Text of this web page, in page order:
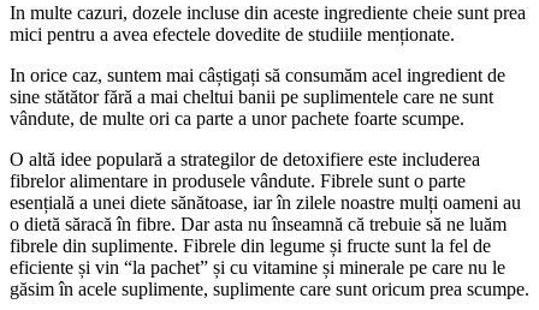
In multe cazuri, dozele incluse din aceste ingrediente cheie sunt prea
mici pentru a avea efectele dovedite de studiile menționate.
In orice caz, suntem mai câștigați să consumăm acel ingredient de
sine stătător fără a mai cheltui banii pe suplimentele care ne sunt
vândute, de multe ori ca parte a unor pachete foarte scumpe.
O altă idee populară a strategilor de detoxifiere este includerea
fibrelor alimentare in produsele vândute. Fibrele sunt o parte
esențială a unei diete sănătoase, iar în zilele noastre mulți oameni au
o dietă săracă în fibre. Dar asta nu înseamnă că trebuie să ne luăm
fibrele din suplimente. Fibrele din legume și fructe sunt la fel de
eficiente și vin “la pachet” și cu vitamine și minerale pe care nu le
găsim în acele suplimente, suplimente care sunt oricum prea scumpe.